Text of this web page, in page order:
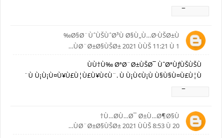
Ø§Ø¨ÙˆÙŠÙˆØ³Ù Ø§Ù„Ù…Ø·ÙŠØ±Ù‰
1 ÙØ¨Ø±Ø§ÙŠØ± 2021 ÙÙŠ 11:21 Ù…
ÙÙ†Ù‰ ØªØ¨Ø±ÙŠØ¯ ÙˆØªÙƒÙŠÙŠÙ
Ù Ù¡Ù¡Ù¤Ù¥Ù£Ù¦Ù£Ù¥Ù¢Ù¨. Ù Ù¡Ù¢Ù¡Ù Ù§Ù§Ù¤Ù£Ù¦Ù¨
Ù…Ø­Ù…Ø¯ Ø±Ù…Ø¶Ø§Ù†
20 ÙØ¨Ø±Ø§ÙŠØ± 2021 ÙÙŠ 8:53 Ù…